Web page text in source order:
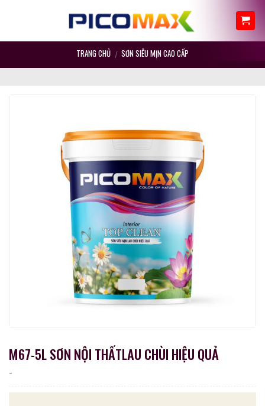
TRANG CHỦ / SƠN SIÊU MỊN CAO CẤP
M67-5L SƠN NỘI THẤTLAU CHÙI HIỆU QUẢ
-